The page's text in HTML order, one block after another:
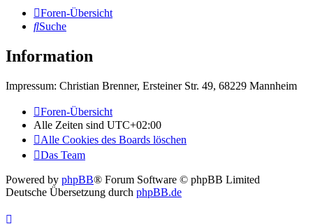
Foren-Übersicht
Suche
Information
Impressum: Christian Brenner, Ersteiner Str. 49, 68229 Mannheim
Foren-Übersicht
Alle Zeiten sind UTC+02:00
Alle Cookies des Boards löschen
Das Team
Powered by phpBB® Forum Software © phpBB Limited
Deutsche Übersetzung durch phpBB.de